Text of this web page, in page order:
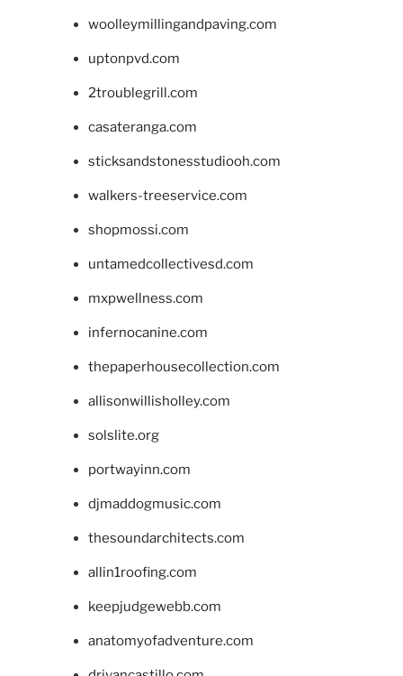
woolleymillingandpaving.com
uptonpvd.com
2troublegrill.com
casateranga.com
sticksandstonesstudiooh.com
walkers-treeservice.com
shopmossi.com
untamedcollectivesd.com
mxpwellness.com
infernocanine.com
thepaperhousecollection.com
allisonwillisholley.com
solslite.org
portwayinn.com
djmaddogmusic.com
thesoundarchitects.com
allin1roofing.com
keepjudgewebb.com
anatomyofadventure.com